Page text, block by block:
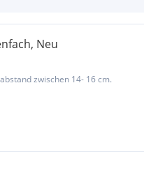
Neu
zwischen 14- 16 cm.